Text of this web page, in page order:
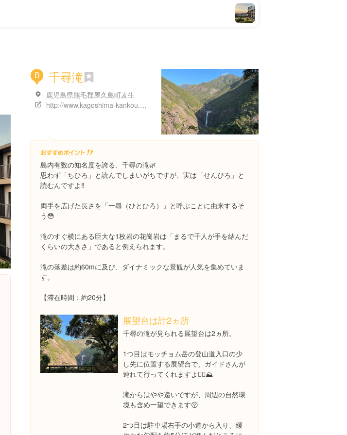
B 千尋滝
鹿児島県熊毛郡屋久島町麦生
http://www.kagoshima-kankou.com/guide/10712/
島内有数の知名度を誇る、千尋の滝🌿
思わず「ちひろ」と読んでしまいがちですが、実は「せんぴろ」と
読むんですよ‼️
両手を広げた長さを「一尋（ひとひろ）」と呼ぶことに由来するそ
う😳
滝のすぐ横にある巨大な1枚岩の花崗岩は「まるで千人が手を結んだ
くらいの大きさ」であると例えられます。
滝の落差は約60mに及び、ダイナミックな景観が人気を集めていま
す。
【滞在時間：約20分】
展望台は計2ヵ所
千尋の滝が見られる展望台は2ヵ所。
1つ目はモッチョム岳の登山道入口の少
し先に位置する展望台で、ガイドさんが
連れて行ってくれますよ🚶‍♂️⛰
滝からはやや遠いですが、周辺の自然環
境も含め一望できます😚
2つ目は駐車場右手の小道から入り、緩